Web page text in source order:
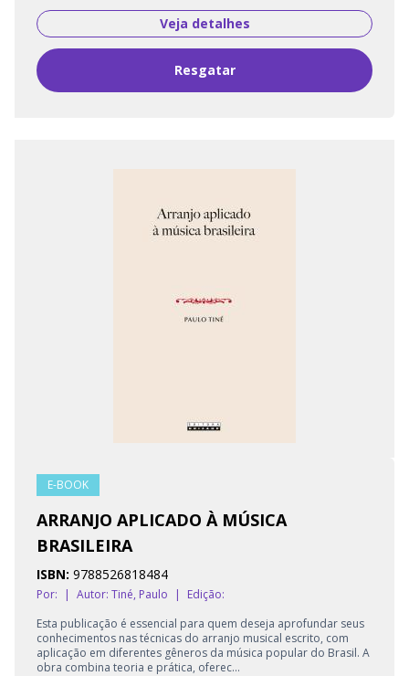
Veja detalhes
Resgatar
E-BOOK
ARRANJO APLICADO À MÚSICA
BRASILEIRA
ISBN: 9788526818484
Por: | Autor: Tiné, Paulo |
Edição:
Esta publicação é essencial para quem deseja aprofundar seus
conhecimentos nas técnicas do arranjo musical escrito, com
aplicação em diferentes gêneros da música popular do Brasil. A
obra combina teoria e prática, oferec...